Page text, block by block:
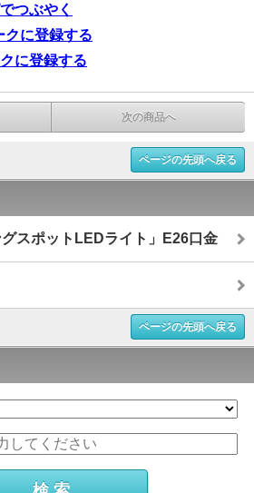
つぶやく
に登録する
に登録する
次の商品へ
ページの先頭へ戻る
スポットLEDライト」E26口金
ページの先頭へ戻る